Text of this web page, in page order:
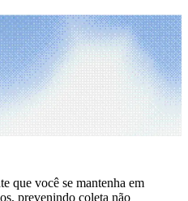
que você se mantenha em
prevenindo coleta não